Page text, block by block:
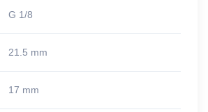
G 1/8
21.5 mm
17 mm